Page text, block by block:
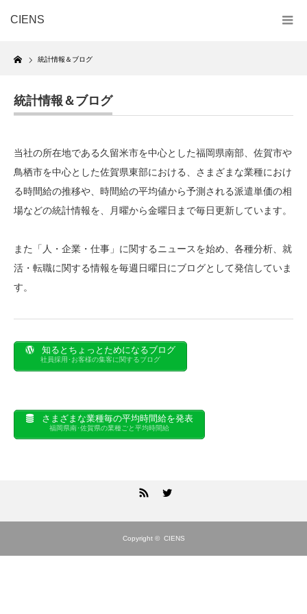
CIENS
Home
統計情報＆ブログ
統計情報＆ブログ
当社の所在地である久留米市を中心とした福岡県南部、佐賀市や
鳥栖市を中心とした佐賀県東部における、さまざまな業種におけ
る時間給の推移や、時間給の平均値から予測される派遣単価の相
場などの統計情報を、月曜から金曜日まで毎日更新しています。
また「人・企業・仕事」に関するニュースを始め、各種分析、就
活・転職に関する情報を毎週日曜日にブログとして発信していま
す。
知るとちょっとためになるブログ
社員採用･お客様の集客に関するブログ
さまざまな業種毎の平均時間給を発表
福岡県南･佐賀県の業種ごと平均時間給
Copyright © CIENS